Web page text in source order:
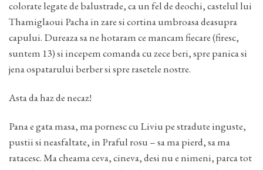
colorate legate de balustrade, ca un fel de deochi, castelul lui
Thamiglaoui Pacha in zare si cortina umbroasa deasupra
capului. Dureaza sa ne hotaram ce mancam fiecare (firesc,
suntem 13) si incepem comanda cu zece beri, spre panica si
jena ospatarului berber si spre rasetele nostre.
Asta da haz de necaz!
Pana e gata masa, ma pornesc cu Liviu pe stradute inguste,
pustii si neasfaltate, in Praful rosu – sa ma pierd, sa ma
ratacesc. Ma cheama ceva, cineva, desi nu e nimeni, parca tot